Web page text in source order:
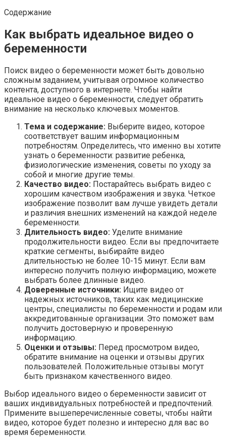
Содержание
Как выбрать идеальное видео о
беременности
Поиск видео о беременности может быть довольно
сложным заданием, учитывая огромное количество
контента, доступного в интернете. Чтобы найти
идеальное видео о беременности, следует обратить
внимание на несколько ключевых моментов.
Тема и содержание: Выберите видео, которое
соответствует вашим информационным
потребностям. Определитесь, что именно вы хотите
узнать о беременности: развитие ребенка,
физиологические изменения, советы по уходу за
собой и многие другие темы.
Качество видео: Постарайтесь выбрать видео с
хорошим качеством изображения и звука. Четкое
изображение позволит вам лучше увидеть детали
и различия внешних изменений на каждой неделе
беременности.
Длительность видео: Уделите внимание
продолжительности видео. Если вы предпочитаете
краткие сегменты, выбирайте видео
длительностью не более 10-15 минут. Если вам
интересно получить полную информацию, можете
выбрать более длинные видео.
Доверенные источники: Ищите видео от
надежных источников, таких как медицинские
центры, специалисты по беременности и родам или
аккредитованные организации. Это поможет вам
получить достоверную и проверенную
информацию.
Оценки и отзывы: Перед просмотром видео,
обратите внимание на оценки и отзывы других
пользователей. Положительные отзывы могут
быть признаком качественного видео.
Выбор идеального видео о беременности зависит от
ваших индивидуальных потребностей и предпочтений.
Примените вышеперечисленные советы, чтобы найти
видео, которое будет полезно и интересно для вас во
время беременности.